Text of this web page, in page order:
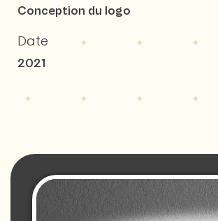
Conception du logo
Date
2021